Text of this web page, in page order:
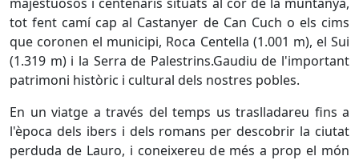
tot fent camí cap al Castanyer de Can Cuch o els cims
que coronen el municipi, Roca Centella (1.001 m), el Sui
(1.319 m) i la Serra de Palestrins.Gaudiu de l'important
patrimoni històric i cultural dels nostres pobles.
En un viatge a través del temps us traslladareu fins a
l'època dels ibers i dels romans per descobrir la ciutat
perduda de Lauro, i coneixereu de més a prop el món